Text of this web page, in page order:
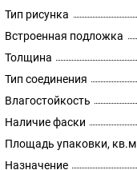
Тип рисунка
Встроенная подложка
Толщина
Тип соединения
Влагостойкость
Наличие фаски
Площадь упаковки, кв.м
Назначение